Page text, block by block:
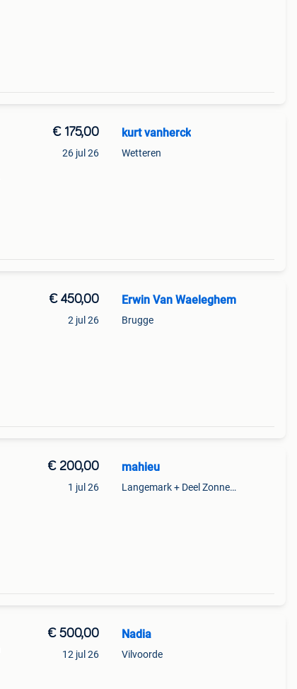
€ 175,00
26 jul 26
kurt vanherck
Wetteren
€ 450,00
2 jul 26
Erwin Van Waeleghem
Brugge
€ 200,00
1 jul 26
mahieu
Langemark + Deel Zonnebeke
€ 500,00
12 jul 26
Nadia
Vilvoorde